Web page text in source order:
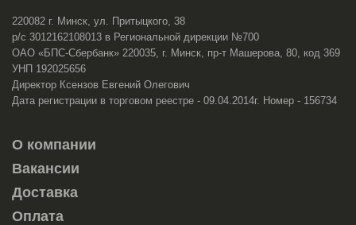
220082 г. Минск, ул. Притыцкого, 38
р/с 3012162108013 в Региональной дирекции №700
ОАО «БПС-Сбербанк» 220035, г. Минск, пр-т Машерова, 80, код 369
УНП 192025656
Директор Ксензов Евгений Олегович
Дата регистрации в торговом реестре - 09.04.2014г. Номер - 156734
О компании
Вакансии
Доставка
Оплата